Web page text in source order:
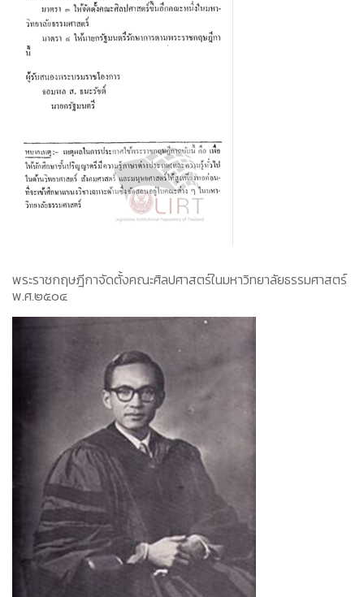
พระราชกฤษฎีกาจัดตั้งคณะศิลปศาสตร์ในมหาวิทยาลัยธรรมศาสตร์
พ.ศ.๒๕๐๔